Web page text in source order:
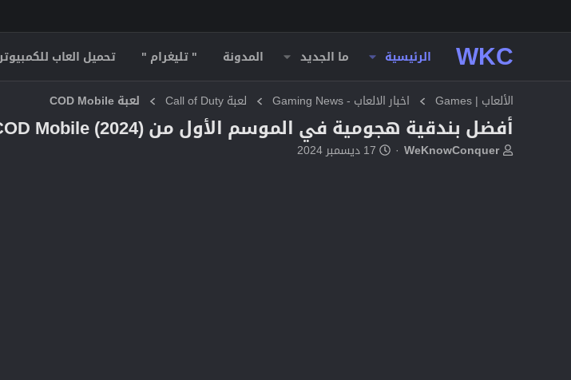
WKC الرئيسية ما الجديد المدونة " تليغرام " تحميل العاب للكمبيوتر
الألعاب | Games اخبار الالعاب - Gaming News لعبة Call of Duty لعبة COD Mobile
أفضل بندقية هجومية في الموسم الأول من COD Mobile (2024)
بWeKnowConquer
ت17 ديسمبر 2024